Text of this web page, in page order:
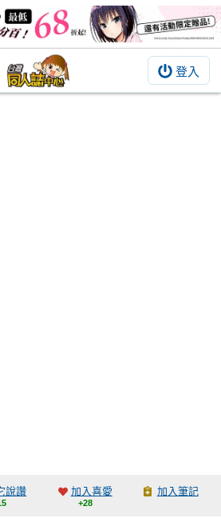
登入
庫
說讚 加入喜愛
+28
加入筆記